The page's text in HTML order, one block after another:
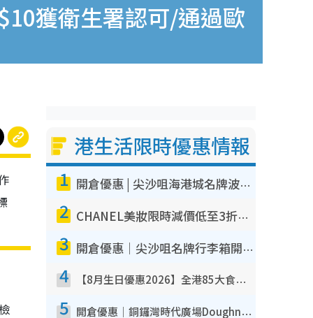
獲衛生署認可/通過歐
港生活限時優惠情報
1 開倉優惠 | 尖沙咀海港城名牌波鞋開倉低至1折！On鞋$899起／Joy&Peace鞋履$98起
2 CHANEL美妝限時減價低至3折！人氣粉底/唇膏/精華液低至$275！COCO香水都有平
3 開倉優惠｜尖沙咀名牌行李箱開倉低至4折！一連5日 American Tourister/ace./Hallmark $200起！
4 【8月生日優惠2026】全港85大食買玩著數攻略 自助餐/火鍋放題同行免費＋誠品/DONKI送現金券
5 開倉優惠｜銅鑼灣時代廣場Doughnut/Campo Marzio開倉低至1折！背囊、書包、手袋劈價$200起